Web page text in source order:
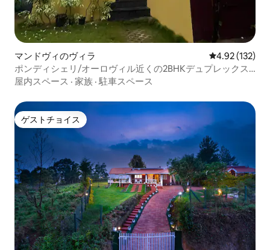
マンドヴィのヴィラ レビュー132
4.92 (132)
ポンディシェリ/オーロヴィル近くの2BHKデュプレックス
ヴィラ
屋内スペース · 家族 ·駐車スペース
ゲストチョイス
ゲストチョイス